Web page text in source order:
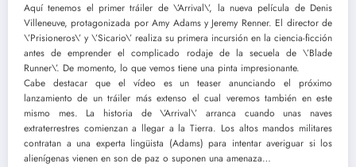
Aquí tenemos el primer tráiler de \’Arrival\’, la nueva película de Denis
Villeneuve, protagonizada por Amy Adams y Jeremy Renner. El director de
\’Prisioneros\’ y \’Sicario\’ realiza su primera incursión en la ciencia-ficción
antes de emprender el complicado rodaje de la secuela de \’Blade
Runner\’. De momento, lo que vemos tiene una pinta impresionante.
Cabe destacar que el vídeo es un teaser anunciando el próximo
lanzamiento de un tráiler más extenso el cual veremos también en este
mismo mes. La historia de \’Arrival\’ arranca cuando unas naves
extraterrestres comienzan a llegar a la Tierra. Los altos mandos militares
contratan a una experta lingüista (Adams) para intentar averiguar si los
alienígenas vienen en son de paz o suponen una amenaza…